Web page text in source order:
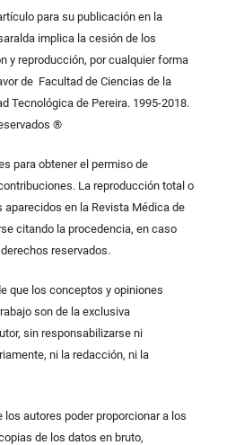
para su publicación en la
implica la cesión de los
y reproducción, por cualquier forma
de Facultad de Ciencias de la
Tecnológica de Pereira. 1995-2018.
®
para obtener el permiso de
La reproducción total o
aparecidos en la Revista Médica de
citando la procedencia, en caso
reservados.
que los conceptos y opiniones
son de la exclusiva
sin responsabilizarse ni
ni la redacción, ni la
los autores poder proporcionar a los
de los datos en bruto,